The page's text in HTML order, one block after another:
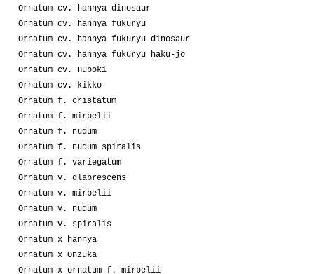
Ornatum cv. hannya dinosaur
Ornatum cv. hannya fukuryu
Ornatum cv. hannya fukuryu dinosaur
Ornatum cv. hannya fukuryu haku-jo
Ornatum cv. Huboki
Ornatum cv. kikko
Ornatum f. cristatum
Ornatum f. mirbelii
Ornatum f. nudum
Ornatum f. nudum spiralis
Ornatum f. variegatum
Ornatum v. glabrescens
Ornatum v. mirbelii
Ornatum v. nudum
Ornatum v. spiralis
Ornatum x hannya
Ornatum x Onzuka
Ornatum x ornatum f. mirbelii